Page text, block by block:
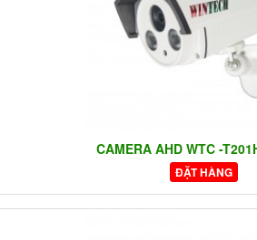
CAMERA AHD WTC -
ĐẶT HÀNG